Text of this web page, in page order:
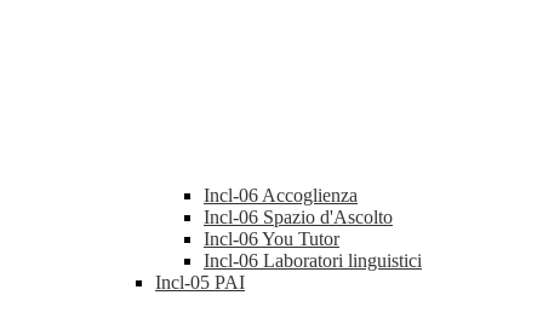
Incl-06 Accoglienza
Incl-06 Spazio d'Ascolto
Incl-06 You Tutor
Incl-06 Laboratori linguistici
Incl-05 PAI